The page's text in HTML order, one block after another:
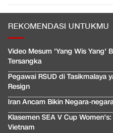
REKOMENDASI UNTUKMU
Video Mesum 'Yang Wis Yang'
Tersangka
Pegawai RSUD di Tasikmalaya
Resign
Iran Ancam Bikin Negara-
Klasemen SEA V Cup
Vietnam